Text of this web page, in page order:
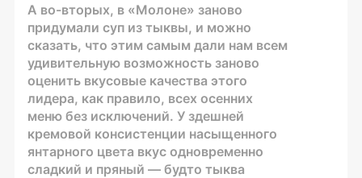
А во-вторых, в «Молоне» заново
придумали суп из тыквы, и можно
сказать, что этим самым дали нам всем
удивительную возможность заново
оценить вкусовые качества этого
лидера, как правило, всех осенних
меню без исключений. У здешней
кремовой консистенции насыщенного
янтарного цвета вкус одновременно
сладкий и пряный — будто тыква